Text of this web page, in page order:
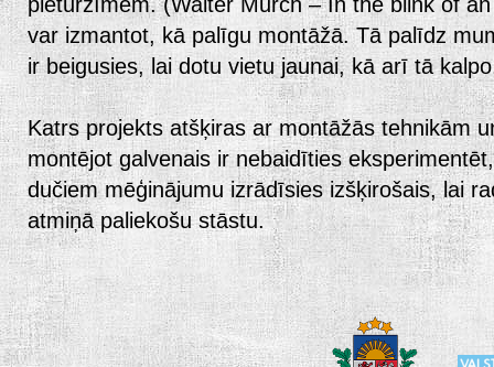
var izmantot, kā palīgu montāžā. Tā palīdz
ir beigusies, lai dotu vietu jaunai, kā arī tā
Katrs projekts atšķiras ar montāžās tehnikām
montējot galvenais ir nebaidīties
dučiem mēģinājumu izrādīsies izšķirošais, lai
atmiņā paliekošu stāstu.